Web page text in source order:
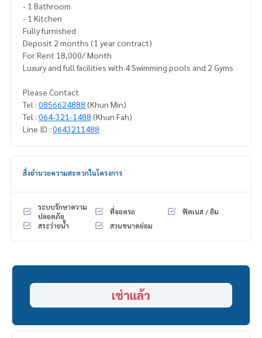
- 1 Bathroom
- 1 Kitchen
Fully furnished
Deposit 2 months (1 year contract)
For Rent 18,000/ Month
Luxury and full facilities with 4 Swimming pools and 2 Gyms
Please Contact
Tel : 0856624888 (Khun Min)
Tel : 064-321-1488 (Khun Fah)
Line ID : 0643211488
สิ่งอำนวยความสะดวกในโครงการ
ระบบรักษาความ
ปลอดภัย
ที่จอดรถ
ฟิตเนส / ยิม
สระว่ายน้ำ
สวนขนาดย่อม
เช่าแล้ว